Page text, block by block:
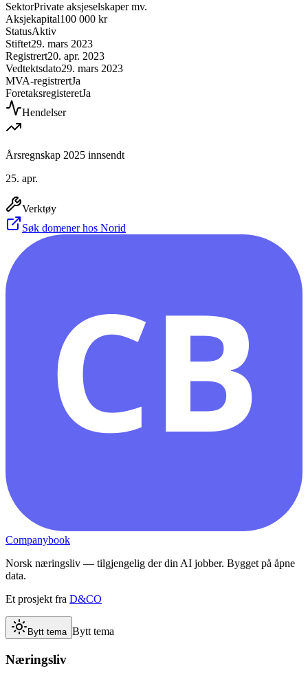
SektorPrivate aksjeselskaper mv.
Aksjekapital100 000 kr
StatusAktiv
Stiftet29. mars 2023
Registrert20. apr. 2023
Vedtektsdato29. mars 2023
MVA-registrertJa
ForetaksregisteretJa
Hendelser
Årsregnskap 2025 innsendt
25. apr.
Verktøy
Søk domener hos Norid
CB
Companybook
Norsk næringsliv — tilgjengelig der din AI jobber. Bygget på åpne
data.
Et prosjekt fra D&CO
Bytt tema Bytt tema
Næringsliv